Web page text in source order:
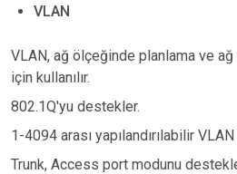
VLAN
VLAN, ağ ölçeğinde planlama ve ağ
için kullanılır.
802.1Q'yu destekler.
1-4094 arası yapılandırılabilir VLAN
Trunk, Access port modunu